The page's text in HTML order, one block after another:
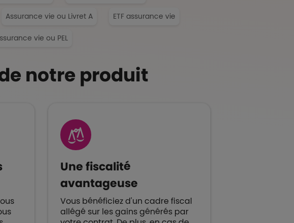
Assurance vie ou Livret A ETF assurance vie
vie ou PEL
notre produit
Une fiscalité
avantageuse
Vous bénéficiez d'un cadre fiscal
allégé sur les gains générés par